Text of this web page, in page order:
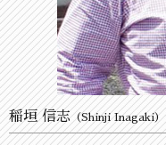
稲垣 信志（Shinji Inagaki）